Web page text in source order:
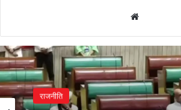
राजनीति